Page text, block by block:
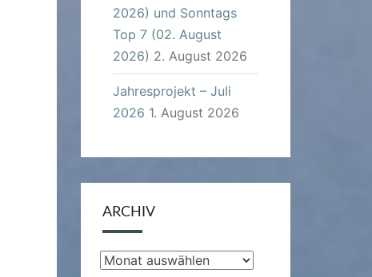
2026) und Sonntags
Top 7 (02. August
2026) 2. August 2026
Jahresprojekt – Juli
2026 1. August 2026
ARCHIV
Archiv